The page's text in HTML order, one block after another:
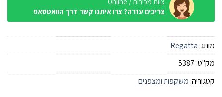
צוות מכירות / Online
צריכים עזרה? צרו איתנו קשר דרך הוואטסאפ
מותג: Regatta
מק"ט: 5387
קטגוריה: משקפות ומצפנים